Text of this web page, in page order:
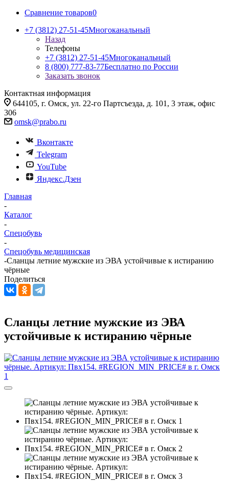
Сравнение товаров0
+7 (3812) 27-51-45Многоканальный
Назад
Телефоны
+7 (3812) 27-51-45Многоканальный
8 (800) 777-83-77Бесплатно по России
Заказать звонок
Контактная информация
644105, г. Омск, ул. 22-го Партсъезда, д. 101, 3 этаж, офис
306
omsk@prabo.ru
Вконтакте
Telegram
YouTube
Яндекс.Дзен
Главная
-
Каталог
-
Спецобувь
-
Спецобувь медицинская
-Сланцы летние мужские из ЭВА устойчивые к истиранию
чёрные
Поделиться
Сланцы летние мужские из ЭВА
устойчивые к истиранию чёрные